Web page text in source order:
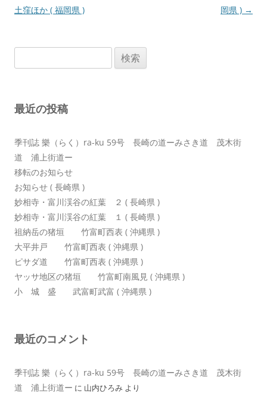
ナ
ン
土窪ほか ( 福岡県 )
岡県 ) →
索:
最近の投稿
季刊誌 樂（らく）ra-ku 59号 長崎の道ーみさき道 茂木街
道 浦上街道ー
移転のお知らせ
お知らせ ( 長崎県 )
妙相寺・富川渓谷の紅葉 ２ ( 長崎県 )
妙相寺・富川渓谷の紅葉 １ ( 長崎県 )
祖納岳の猪垣 竹富町西表 ( 沖縄県 )
大平井戸 竹富町西表 ( 沖縄県 )
ピサダ道 竹富町西表 ( 沖縄県 )
ヤッサ地区の猪垣 竹富町南風見 ( 沖縄県 )
小 城 盛 武富町武富 ( 沖縄県 )
最近のコメント
季刊誌 樂（らく）ra-ku 59号 長崎の道ーみさき道 茂木街
道 浦上街道ー に 山内ひろみ より